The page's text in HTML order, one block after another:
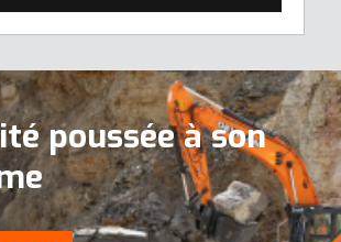
poussée à son